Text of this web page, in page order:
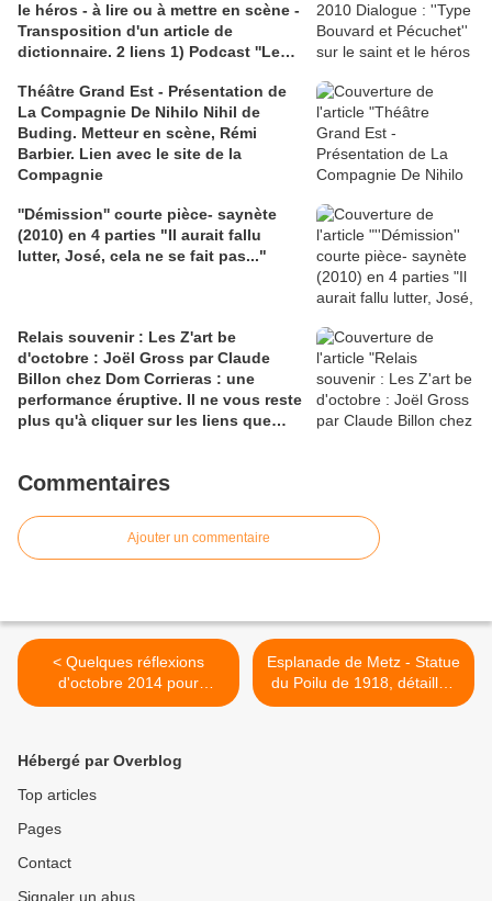
le héros - à lire ou à mettre en scène -
Transposition d'un article de
dictionnaire. 2 liens 1) Podcast ''Les
héros d'hier, Rafael Nadal''; 2)
Illustration, couverture de ''Le Saint,
le dernier héros" de Leslie Charleris
Théâtre Grand Est - Présentation de
La Compagnie De Nihilo Nihil de
Buding. Metteur en scène, Rémi
Barbier. Lien avec le site de la
Compagnie
''Démission'' courte pièce- saynète
(2010) en 4 parties "Il aurait fallu
lutter, José, cela ne se fait pas..."
Relais souvenir : Les Z'art be
d'octobre : Joël Gross par Claude
Billon chez Dom Corrieras : une
performance éruptive. Il ne vous reste
plus qu'à cliquer sur les liens que
Commentaires
Ajouter un commentaire
< Quelques réflexions
d'octobre 2014 pour
l'A.E.P.Q. (Atelier Ecriture
de 14/18 et des femmes.
Illustration Photo de
portable ( magnifique statue
vue au Cimetière de l'Est, à
Esplanade de Metz - Statue
du Poilu de 1918, détaillée
au portable le 1 novembre
Hébergé par Overblog
Top articles
Pages
Contact
Signaler un abus